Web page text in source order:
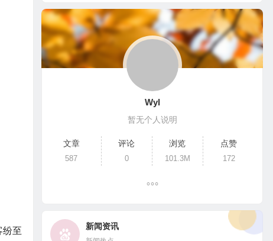
纷至
Wyl
暂无个人说明
文章
587
评论
0
浏览
101.3M
点赞
172
新闻资讯